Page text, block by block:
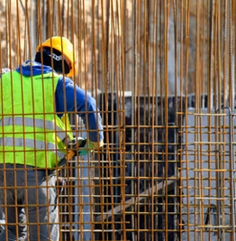
عن الفصل من
التعويض عن الفصل ببساطة
رقم 4857، يعتبر التعويض عن
قانون العمل